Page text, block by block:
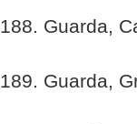
188. Guarda,
189. Guarda,